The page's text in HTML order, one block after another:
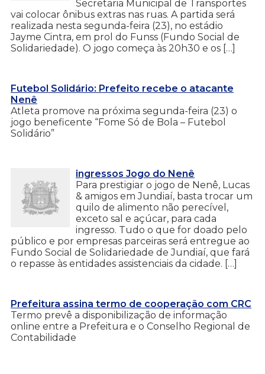
Secretaria Municipal de Transportes
vai colocar ônibus extras nas ruas. A partida será
realizada nesta segunda-feira (23), no estádio
Jayme Cintra, em prol do Funss (Fundo Social de
Solidariedade). O jogo começa às 20h30 e os […]
Futebol Solidário: Prefeito recebe o atacante
Nenê
Atleta promove na próxima segunda-feira (23) o
jogo beneficente “Fome Só de Bola – Futebol
Solidário”
ingressos Jogo do Nenê
Para prestigiar o jogo de Nenê, Lucas
& amigos em Jundiaí, basta trocar um
quilo de alimento não perecível,
exceto sal e açúcar, para cada
ingresso. Tudo o que for doado pelo
público e por empresas parceiras será entregue ao
Fundo Social de Solidariedade de Jundiaí, que fará
o repasse às entidades assistenciais da cidade. […]
Prefeitura assina termo de cooperação com CRC
Termo prevê a disponibilização de informação
online entre a Prefeitura e o Conselho Regional de
Contabilidade